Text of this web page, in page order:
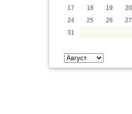
17
18 19 20
24
25 26 27
31